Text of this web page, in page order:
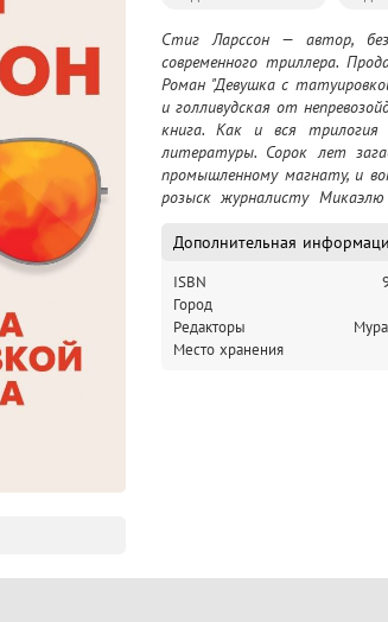
﻿Стиг Ларссон — автор,
современного триллера.
Роман "Девушка с
и голливудская от
книга. Как и вся трилогия
литературы. Сорок лет
промышленному магнату, и
розыск журналисту
чем кажется на первый
из Третьей Книги Моисея?
подошел к разгадке
приведет его в сущий ад
Дополнительная
ISBN
Город
Редакторы
Место хранения